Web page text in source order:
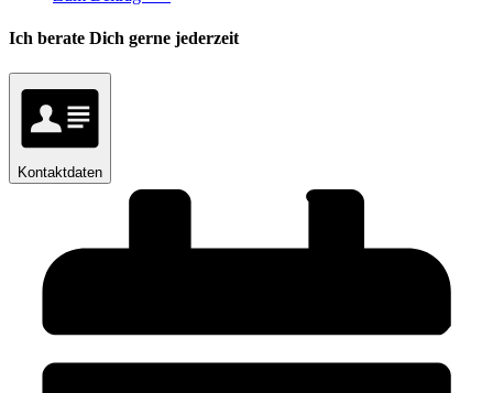
Ich berate Dich gerne jederzeit
Kontaktdaten